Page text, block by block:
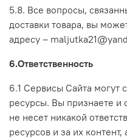
5.8. Все вопросы,
доставки товара, вы
адресу –
6.Ответственность
6.1 Сервисы Сайта могут
ресурсы. Вы признаете и
не несет никакой
ресурсов и за их